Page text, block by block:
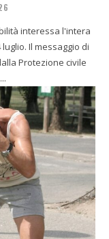
interessa l'intera
Il messaggio di
Protezione civile